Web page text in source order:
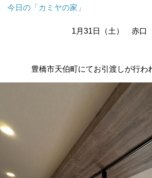
今日の「カミヤの家」
1月31日（土） 赤口
豊橋市天伯町にてお引渡しが行わ